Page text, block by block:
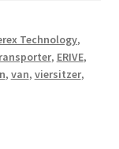
Technology,
, ERIVE,
, van, viersitzer,